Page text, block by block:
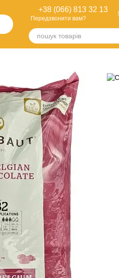
+38 (066) 813 32 13
Передзвонити вам?